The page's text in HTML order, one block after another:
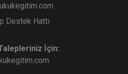
Destek Hattı
İçin: